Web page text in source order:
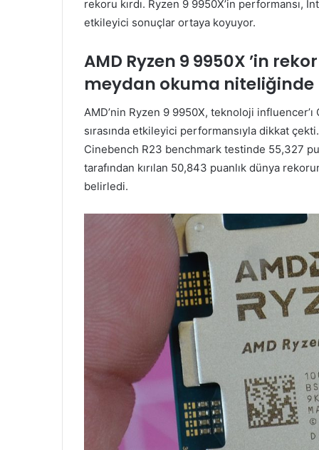
rekoru kırdı. Ryzen 9 9950X’in performansı,
etkileyici sonuçlar ortaya koyuyor.
AMD Ryzen 9 9950X ’in
meydan okuma niteliğinde
AMD’nin Ryzen 9 9950X, teknoloji influencer’ı
sırasında etkileyici performansıyla dikkat
Cinebench R23 benchmark testinde 55,327
tarafından kırılan 50,843 puanlık dünya
belirledi.